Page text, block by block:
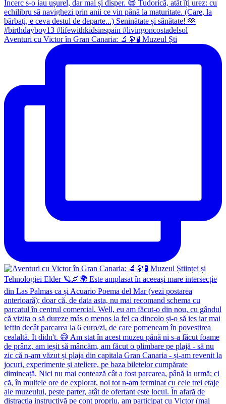
Aventuri cu Victor în Gran Canaria: 🔬🔭🧪 Muzeul Ști